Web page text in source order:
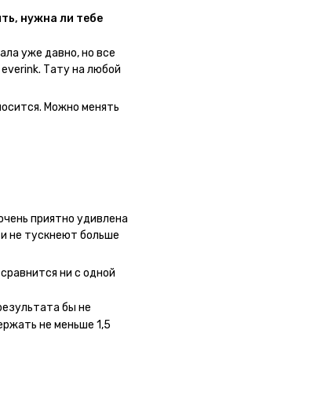
нужна ли тебе
уже давно, но все
Тату на любой
Посмотрю как
Можно менять
приятно удивлена
не тускнеют больше
большой выбор по
несколько штук -
у меня на руке
или я всё-таки
то её
стараться перевести
рисунка. Но это,
ни с одной
бы не
не меньше 1,5